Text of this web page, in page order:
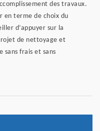
des travaux.
en terme de choix du
d’appuyer sur la
de nettoyage et
sans frais et sans